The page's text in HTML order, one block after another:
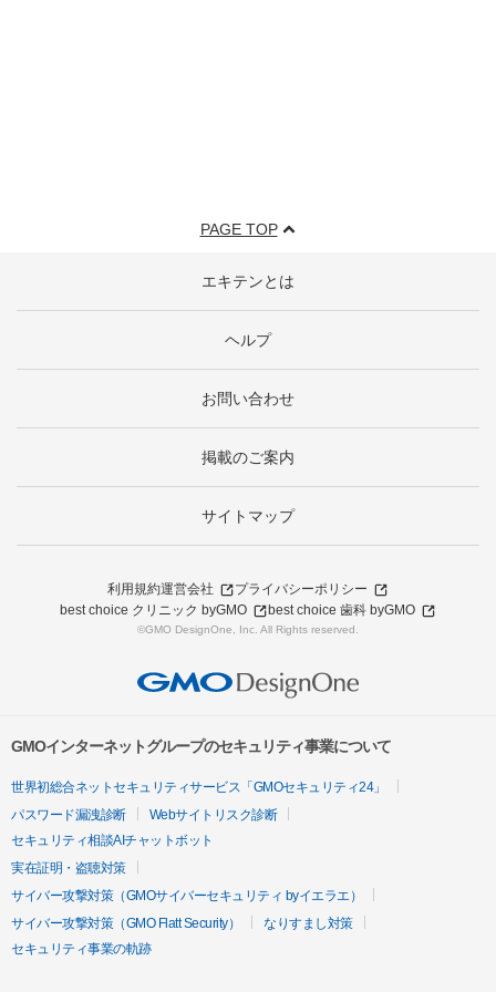
PAGE TOP
エキテンとは
ヘルプ
お問い合わせ
掲載のご案内
サイトマップ
利用規約運営会社
プライバシーポリシー
best choice クリニック byGMO
best choice 歯科 byGMO
©GMO DesignOne, Inc. All Rights reserved.
GMOインターネットグループのセキュリティ事業について
世界初総合ネットセキュリティサービス「GMOセキュリティ24」
パスワード漏洩診断
Webサイトリスク診断
セキュリティ相談AIチャットボット
実在証明・盗聴対策
サイバー攻撃対策（GMOサイバーセキュリティ byイエラエ）
サイバー攻撃対策（GMO Flatt Security）
なりすまし対策
セキュリティ事業の軌跡